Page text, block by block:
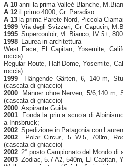
A 10 anni la prima Valleé Blanche,
A 12 il primo 4000, Gr. Paradiso
A 13 la prima Parete Nord, Piccola
1989 Via degli Svizzeri, Gr. Capucin,
1995 Supercouloir, M. Bianco, IV 5+,
1998 Laurea in architettura
West Face, El Capitan, Yosemite,
roccia)
Regular Route, Half Dome, Yosemite,
roccia)
1999 Hängende Gärten, 6, 140 m,
(cascata di ghiaccio)
2000 Männer ohne Nerven, 5/6,140 m,
(cascata di ghiaccio)
2000 Aspirante Guida
2001 Fonda la prima scuola di
a Innsbruck;
2002 Spedizione in Patagonia con
2002 Polar Circus, 5 WI5, 700m,
(cascata di ghiaccio)
2002 2° posto Campionato del Mondo di
2003 Zodiac, 5.7 A2, 540m, El Capitan,